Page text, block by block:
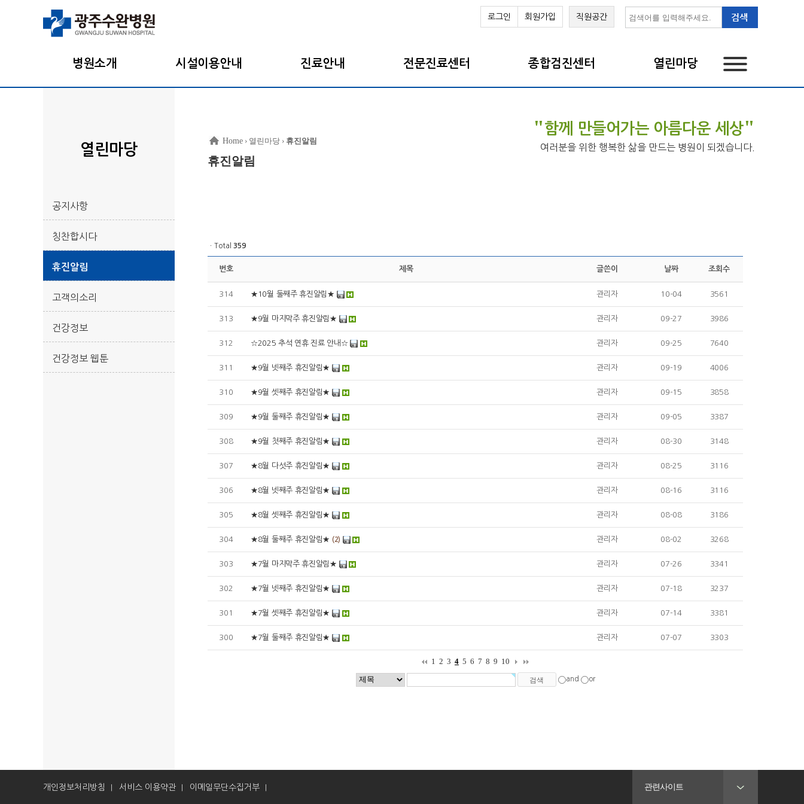
로그인 회원가입 직원공간
병원소개 시설이용안내 진료안내 전문진료센터 종합검진센터 열린마당
열린마당
공지사항
칭찬합시다
휴진알림
고객의소리
건강정보
건강정보 웹툰
"함께 만들어가는 아름다운 세상"
여러분을 위한 행복한 삶을 만드는 병원이 되겠습니다.
Home › 열린마당 › 휴진알림
휴진알림
ㆍTotal 359
번호 제목 글쓴이 날짜 조회수
314 ★10월 둘째주 휴진알림★ 관리자 10-04 3561
313 ★9월 마지막주 휴진알림★ 관리자 09-27 3986
312 ☆2025 추석 연휴 진료 안내☆ 관리자 09-25 7640
311 ★9월 넷째주 휴진알림★ 관리자 09-19 4006
310 ★9월 셋째주 휴진알림★ 관리자 09-15 3858
309 ★9월 둘째주 휴진알림★ 관리자 09-05 3387
308 ★9월 첫째주 휴진알림★ 관리자 08-30 3148
307 ★8월 다섯주 휴진알림★ 관리자 08-25 3116
306 ★8월 넷째주 휴진알림★ 관리자 08-16 3116
305 ★8월 셋째주 휴진알림★ 관리자 08-08 3186
304 ★8월 둘째주 휴진알림★ (2) 관리자 08-02 3268
303 ★7월 마지막주 휴진알림★ 관리자 07-26 3341
302 ★7월 넷째주 휴진알림★ 관리자 07-18 3237
301 ★7월 셋째주 휴진알림★ 관리자 07-14 3381
300 ★7월 둘째주 휴진알림★ 관리자 07-07 3303
1 2 3 4 5 6 7 8 9 10
and or
개인정보처리방침 서비스 이용약관 이메일무단수집거부 관련사이트